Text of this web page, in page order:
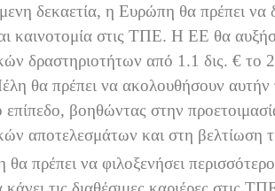
δεκαετία, η Ευρώπη θα πρέπει να
καινοτομία στις ΤΠΕ. Η ΕΕ θα
δραστηριοτήτων από 1.1 δις. €
θα πρέπει να ακολουθήσουν αυτήν
επίπεδο, βοηθώντας στην
αποτελεσμάτων και στη
πρέπει να φιλοξενήσει